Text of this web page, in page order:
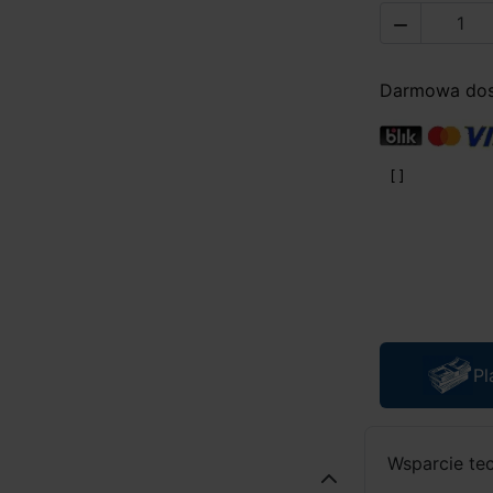

Darmowa
Wsparcie